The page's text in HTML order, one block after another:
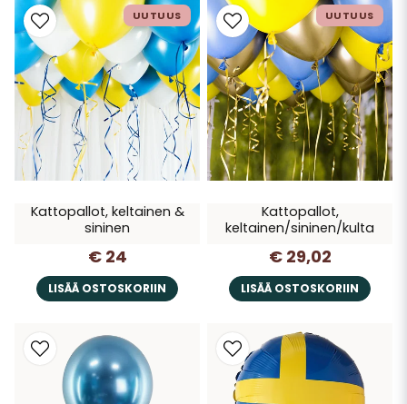
Kattopallot, keltainen &
sininen
€ 24
LISÄÄ OSTOSKORIIN
UUTUUS
Kattopallot,
keltainen/sininen/kulta
€ 29,02
LISÄÄ OSTOSKORIIN
UUTUUS